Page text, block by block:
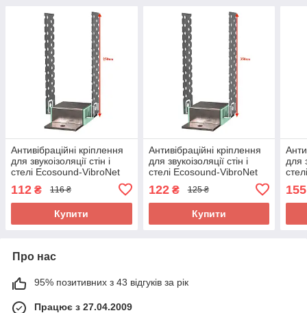
Антивібраційні кріплення
для звукоізоляції стін і
стелі Ecosound-VibroNet
112 ₴ 116 ₴
Купити
Антивібраційні кріплення
для звукоізоляції стін і
стелі Ecosound-VibroNet
122₴ 125 ₴
Купити
для
155
Про нас
95% позитивних з 43 відгуків за рік
Працює з 27.04.2009